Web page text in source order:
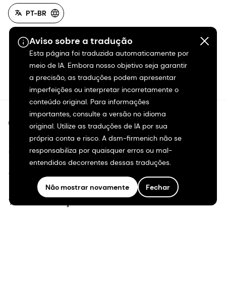
Aviso sobre a tradução
Esta página foi traduzida automaticamente por
meio de IA. Embora nosso objetivo seja garantir
a precisão, as traduções podem apresentar
imperfeições ou interpretar incorretamente o
conteúdo original. Para informações
importantes, consulte a versão no idioma
original. Utilize as traduções de IA por sua
própria conta e risco. A dsm-firmenich não se
responsabiliza por quaisquer erros ou mal-
entendidos decorrentes dessas traduções.
Não mostrar novamente Fechar
PT-BR
©2026 dsm-firmenich. Todos os direitos reservados.
Aviso de privacidade
Termos de uso
Termos e condições